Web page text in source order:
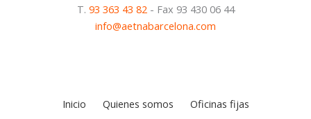
T. 93 363 43 82 - Fax 93 430 06 44
info@aetnabarcelona.com
Inicio Quienes somos
Oficinas fijas